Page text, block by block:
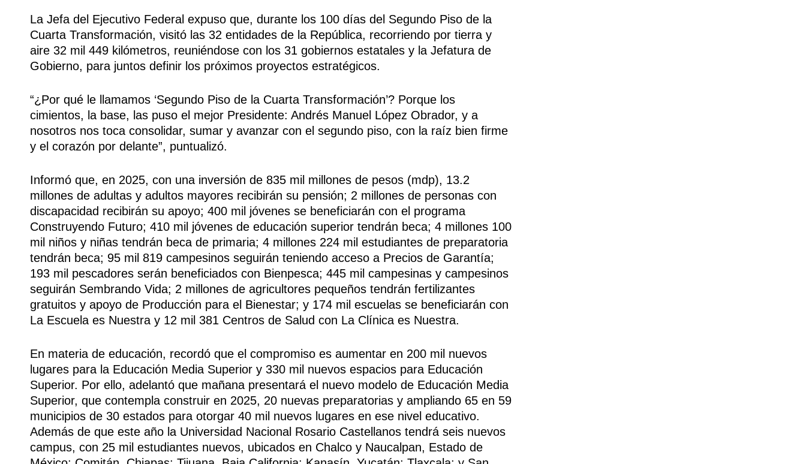
La Jefa del Ejecutivo Federal expuso que, durante los 100 días del Segundo Piso de la
Cuarta Transformación, visitó las 32 entidades de la República, recorriendo por tierra y
aire 32 mil 449 kilómetros, reuniéndose con los 31 gobiernos estatales y la Jefatura de
Gobierno, para juntos definir los próximos proyectos estratégicos.
“¿Por qué le llamamos ‘Segundo Piso de la Cuarta Transformación’? Porque los
cimientos, la base, las puso el mejor Presidente: Andrés Manuel López Obrador, y a
nosotros nos toca consolidar, sumar y avanzar con el segundo piso, con la raíz bien firme
y el corazón por delante”, puntualizó.
Informó que, en 2025, con una inversión de 835 mil millones de pesos (mdp), 13.2
millones de adultas y adultos mayores recibirán su pensión; 2 millones de personas con
discapacidad recibirán su apoyo; 400 mil jóvenes se beneficiarán con el programa
Construyendo Futuro; 410 mil jóvenes de educación superior tendrán beca; 4 millones 100
mil niños y niñas tendrán beca de primaria; 4 millones 224 mil estudiantes de preparatoria
tendrán beca; 95 mil 819 campesinos seguirán teniendo acceso a Precios de Garantía;
193 mil pescadores serán beneficiados con Bienpesca; 445 mil campesinas y campesinos
seguirán Sembrando Vida; 2 millones de agricultores pequeños tendrán fertilizantes
gratuitos y apoyo de Producción para el Bienestar; y 174 mil escuelas se beneficiarán con
La Escuela es Nuestra y 12 mil 381 Centros de Salud con La Clínica es Nuestra.
En materia de educación, recordó que el compromiso es aumentar en 200 mil nuevos
lugares para la Educación Media Superior y 330 mil nuevos espacios para Educación
Superior. Por ello, adelantó que mañana presentará el nuevo modelo de Educación Media
Superior, que contempla construir en 2025, 20 nuevas preparatorias y ampliando 65 en 59
municipios de 30 estados para otorgar 40 mil nuevos lugares en ese nivel educativo.
Además de que este año la Universidad Nacional Rosario Castellanos tendrá seis nuevos
campus, con 25 mil estudiantes nuevos, ubicados en Chalco y Naucalpan, Estado de